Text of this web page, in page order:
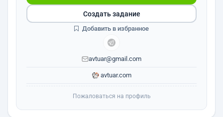
avtuar@gmail.com
avtuar.com
Создать задание
Добавить в избранное
Пожаловаться на профиль